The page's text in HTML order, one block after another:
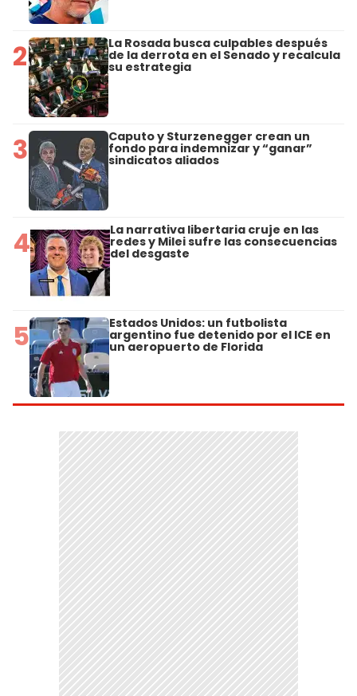
2 La Rosada busca culpables después
de la derrota en el Senado y recalcula
su estrategia
3 Caputo y Sturzenegger crean un
fondo para indemnizar y “ganar”
sindicatos aliados
4 La narrativa libertaria cruje en las
redes y Milei sufre las consecuencias
del desgaste
5 Estados Unidos: un futbolista
argentino fue detenido por el ICE en
un aeropuerto de Florida